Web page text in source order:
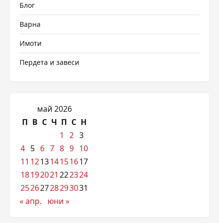
Блог
Варна
Имоти
Пердета и завеси
май 2026
П В С Ч П С Н
1
2 3
4 5 6 7 8 9 10
11 121314151617
18192021 222324
25262728293031
« апр.
юни »